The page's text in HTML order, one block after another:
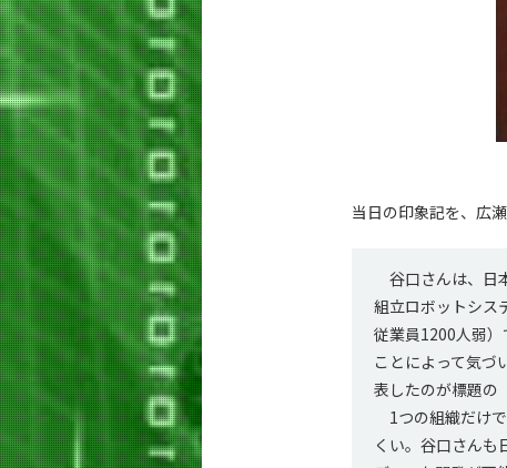
当日の印象記を、広
谷口さんは、日
組立ロボットシス
従業員1200人弱
ことによって気づ
表したのが標題の
1つの組織だけ
くい。谷口さんも